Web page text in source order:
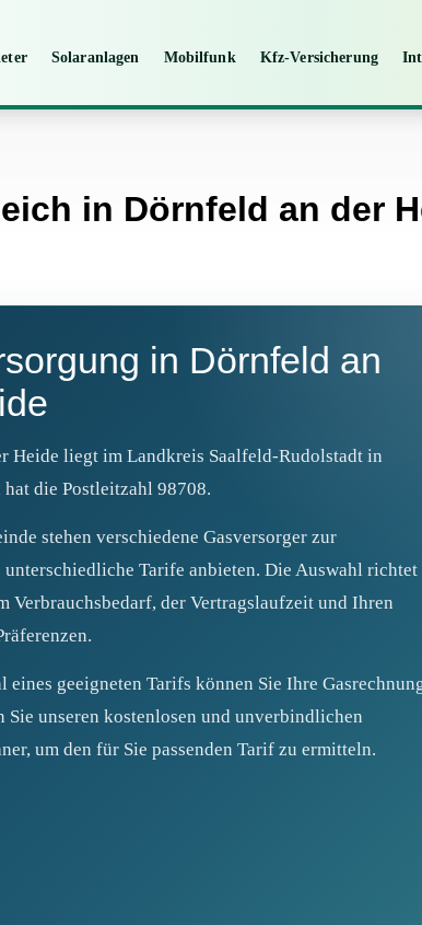
Solaranlagen Mobilfunk Kfz-Versicherung
in Dörnfeld an der
in Dörnfeld an
Heide liegt im Landkreis Saalfeld‑Rudolstadt in
die Postleitzahl 98708.
stehen verschiedene Gasversorger zur
unterschiedliche Tarife anbieten. Die Auswahl richtet
Verbrauchsbedarf, der Vertragslaufzeit und Ihren
eines geeigneten Tarifs können Sie Ihre
Sie unseren kostenlosen und unverbindlichen
um den für Sie passenden Tarif zu ermitteln.